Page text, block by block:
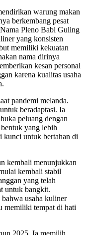
warung makan
berkembang pesat
Pleno Babi Guling
yang konsisten
memiliki kekuatan
nama dirinya
kesan personal
karena kualitas usaha
pandemi melanda.
beradaptasi. Ia
peluang dengan
yang lebih
kunci untuk bertahan di
kembali menunjukkan
kembali stabil
yang telah
untuk bangkit.
usaha kuliner
memiliki tempat di hati